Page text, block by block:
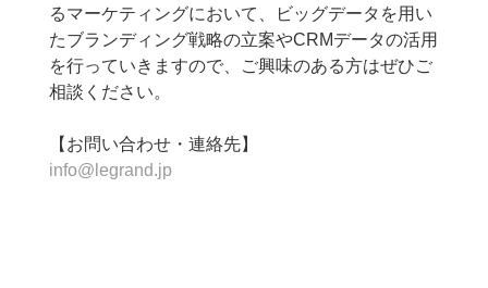
るマーケティングにおいて、ビッグデータを用い
たブランディング戦略の立案やCRMデータの活用
を行っていきますので、ご興味のある方はぜひご
相談ください。
【お問い合わせ・連絡先】
info@legrand.jp